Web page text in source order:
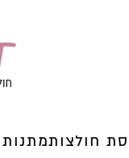
חולצות